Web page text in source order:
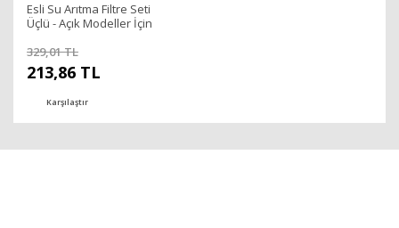
Esli Su Arıtma Filtre Seti
Üçlü - Açık Modeller İçin
329,01 TL
213,86 TL
Karşılaştır